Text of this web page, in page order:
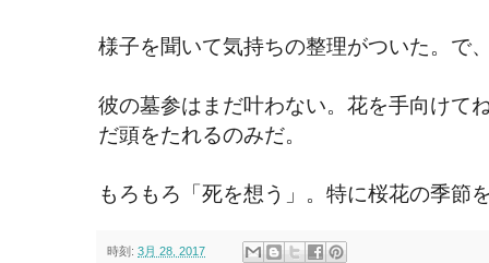
様子を聞いて気持ちの整理がついた。で
彼の墓参はまだ叶わない。花を手向けて
だ頭をたれるのみだ。
もろもろ「死を想う」。特に桜花の季節
時刻: 3月 28, 2017